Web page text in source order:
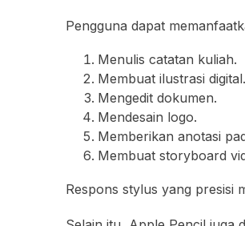
Pengguna dapat
Menulis catatan kuliah.
Membuat ilustrasi digital.
Mengedit dokumen.
Mendesain logo.
Memberikan anotasi
Membuat storyboard
Respons stylus yang presisi